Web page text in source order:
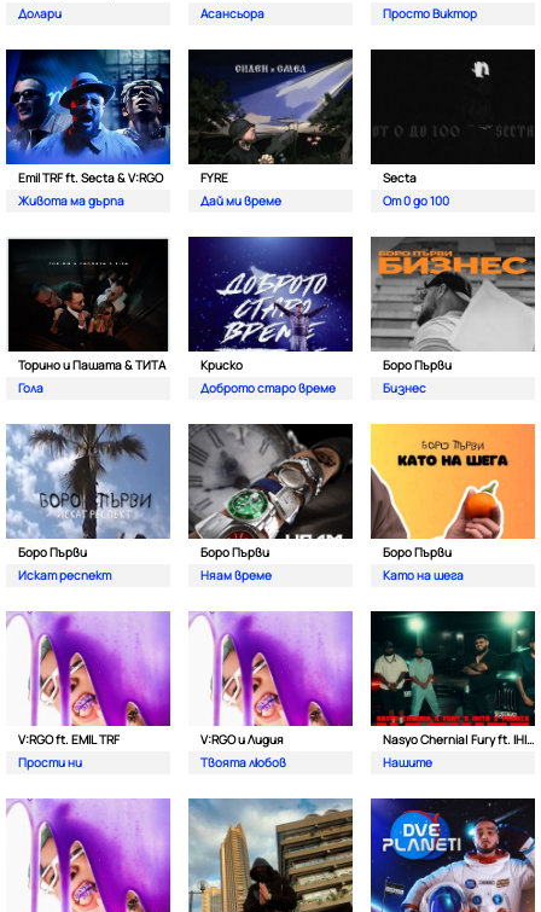
Долари
Асансьора
Просто Виктор
Emil TRF ft. Secta & V:RGO
Живота ма дърпа
FYRE
Дай ми време
Secta
От 0 до 100
Торино и Пашата & ТИТА
Гола
Криско
Доброто старо време
Боро Първи
Бизнес
Боро Първи
Искат респект
Боро Първи
Няам време
Боро Първи
Като на шега
V:RGO ft. EMIL TRF
Прости ни
V:RGO и Лидия
Твоята любов
Nasyo Chernia| Fury ft. IHITO & Pameca
Нашите